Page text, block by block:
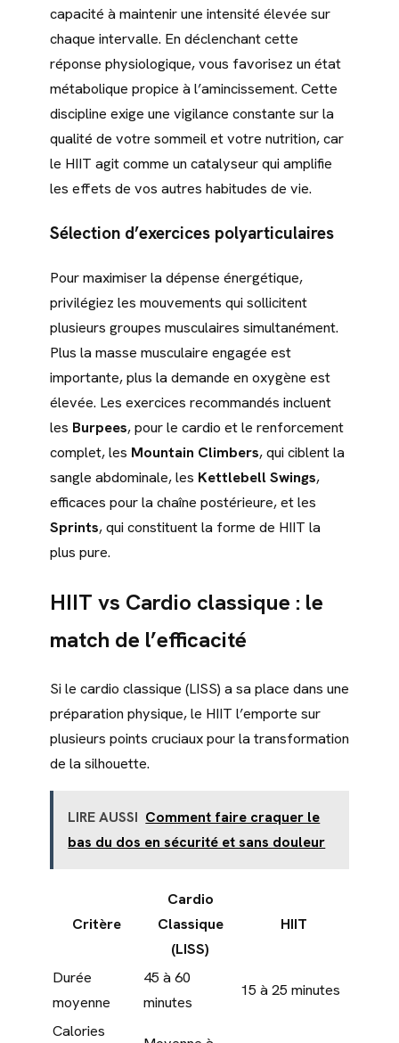
capacité à maintenir une intensité élevée sur
chaque intervalle. En déclenchant cette
réponse physiologique, vous favorisez un état
métabolique propice à l’amincissement. Cette
discipline exige une vigilance constante sur la
qualité de votre sommeil et votre nutrition, car
le HIIT agit comme un catalyseur qui amplifie
les effets de vos autres habitudes de vie.
Sélection d’exercices polyarticulaires
Pour maximiser la dépense énergétique,
privilégiez les mouvements qui sollicitent
plusieurs groupes musculaires simultanément.
Plus la masse musculaire engagée est
importante, plus la demande en oxygène est
élevée. Les exercices recommandés incluent
les Burpees, pour le cardio et le renforcement
complet, les Mountain Climbers, qui ciblent la
sangle abdominale, les Kettlebell Swings,
efficaces pour la chaîne postérieure, et les
Sprints, qui constituent la forme de HIIT la
plus pure.
HIIT vs Cardio classique : le
match de l’efficacité
Si le cardio classique (LISS) a sa place dans une
préparation physique, le HIIT l’emporte sur
plusieurs points cruciaux pour la transformation
de la silhouette.
LIRE AUSSI Comment faire craquer le
bas du dos en sécurité et sans douleur
Critère
Cardio
Classique
(LISS)
HIIT
Durée
moyenne
45 à 60
minutes
15 à 25 minutes
Calories